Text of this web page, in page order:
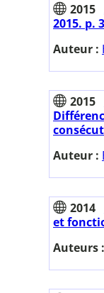
2015
2015. p.
Auteur :
2015
Auteur :
2014
et
Auteurs :